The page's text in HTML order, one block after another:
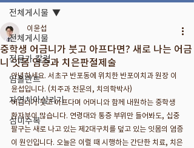
전체게시물
전문가 칼럼
임플란트
자연치아살리기
심미수복
전체게시물
중학생 어금니가 붓고 아프다면? 새로 나는 어금
니 잇몸 염증과 치은판절제술
이윤섭
안녕하세요. 서초구 반포동에 위치한 반포이치과 원장 이
윤섭입니다. (치주과 전문의, 치의학박사)
어금니가 붓고 아프다며 어머니와 함께 내원하는 중학생
환자분이 많습니다. 연령대와 통증 부위만 들어봐도, 십중
팔구는 새로 나고 있는 제2대구치를 덮고 있는 잇몸의 염증
이 원인입니다. 오늘은 이럴 때 시행하는 간단한 치료, 치은